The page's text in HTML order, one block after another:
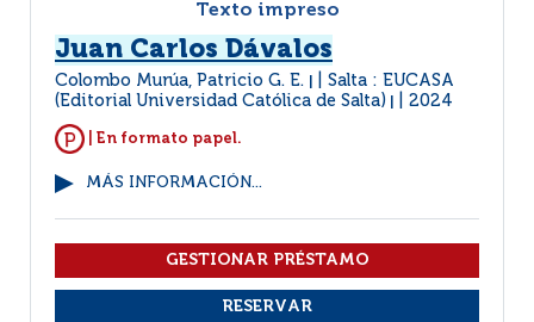
Texto impreso
Juan Carlos Dávalos
Colombo Murúa, Patricio G. E.
Salta : EUCASA
(Editorial Universidad Católica de Salta)
2024
| En formato papel.
MÁS INFORMACIÓN...